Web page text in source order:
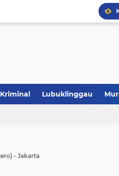
Kriminal Lubuklinggau
- Jakarta